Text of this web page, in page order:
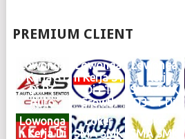
PREMIUM CLIENT
Lowonga
n Kerja S1
Di PT
Auto
Dinamik
Sentosa
Lowonga
n Kerja S1
Di PT
Growth
Steel
Group
Lowonga
n Kerja
SMA SMK
D3 S1 Di
Group
Lowonga
n Kerja Di
Loker
SMA SMK
Loker
SMA SMK